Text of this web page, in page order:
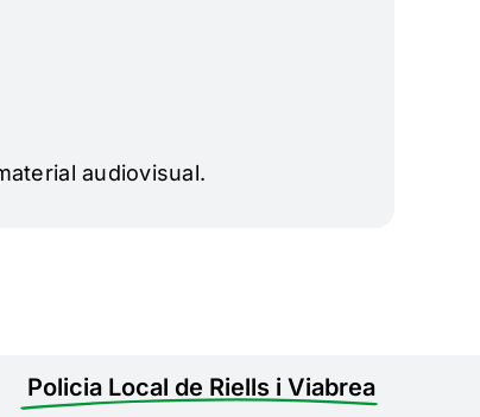
audiovisual.
Policia Local de Riells i Viabrea